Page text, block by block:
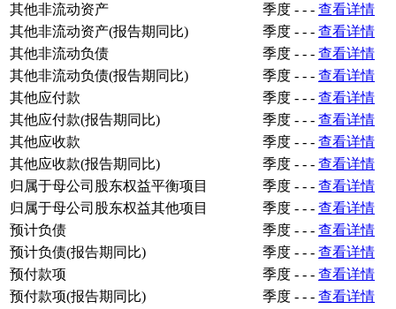
其他非流动资产
季度 - - - 查看详情
其他非流动资产(报告期同比)
季度 - - - 查看详情
其他非流动负债
季度 - - - 查看详情
其他非流动负债(报告期同比)
季度 - - - 查看详情
其他应付款
季度 - - - 查看详情
其他应付款(报告期同比)
季度 - - - 查看详情
其他应收款
季度 - - - 查看详情
其他应收款(报告期同比)
季度 - - - 查看详情
归属于母公司股东权益平衡项目
季度 - - - 查看详情
归属于母公司股东权益其他项目
季度 - - - 查看详情
预计负债
季度 - - - 查看详情
预计负债(报告期同比)
季度 - - - 查看详情
预付款项
季度 - - - 查看详情
预付款项(报告期同比)
季度 - - - 查看详情